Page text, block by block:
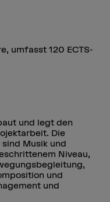
umfasst 120 ECTS-
und legt den
Die
Musik und
Niveau,
und
und